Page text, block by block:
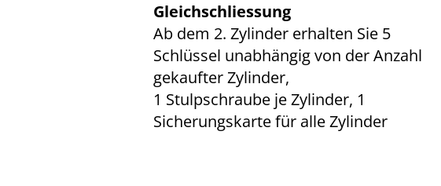
Gleichschliessung
Ab dem 2. Zylinder erhalten Sie 5
Schlüssel unabhängig von der Anzahl
gekaufter Zylinder,
1 Stulpschraube je Zylinder, 1
Sicherungskarte für alle Zylinder